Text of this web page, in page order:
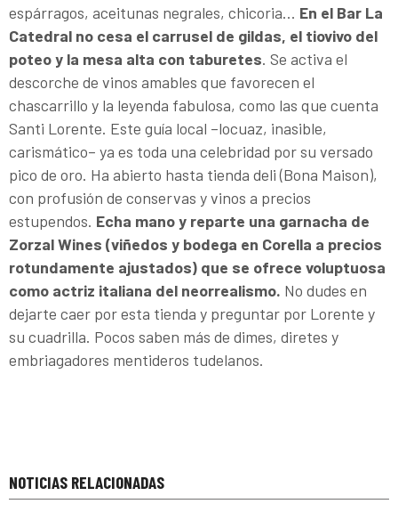
espárragos, aceitunas negrales, chicoria... En el Bar La
Catedral no cesa el carrusel de gildas, el tiovivo del
poteo y la mesa alta con taburetes. Se activa el
descorche de vinos amables que favorecen el
chascarrillo y la leyenda fabulosa, como las que cuenta
Santi Lorente. Este guía local –locuaz, inasible,
carismático– ya es toda una celebridad por su versado
pico de oro. Ha abierto hasta tienda deli (Bona Maison),
con profusión de conservas y vinos a precios
estupendos. Echa mano y reparte una garnacha de
Zorzal Wines (viñedos y bodega en Corella a precios
rotundamente ajustados) que se ofrece voluptuosa
como actriz italiana del neorrealismo. No dudes en
dejarte caer por esta tienda y preguntar por Lorente y
su cuadrilla. Pocos saben más de dimes, diretes y
embriagadores mentideros tudelanos.
NOTICIAS RELACIONADAS